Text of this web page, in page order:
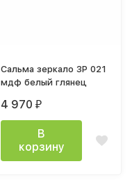
Сальма зеркало ЗР 021
мдф белый глянец
4 970 ₽
В
корзину